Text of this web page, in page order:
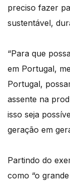
preciso fazer
sustentável,
“Para que
em Portugal,
Portugal,
assente na
isso seja
geração em
Partindo do
como “o